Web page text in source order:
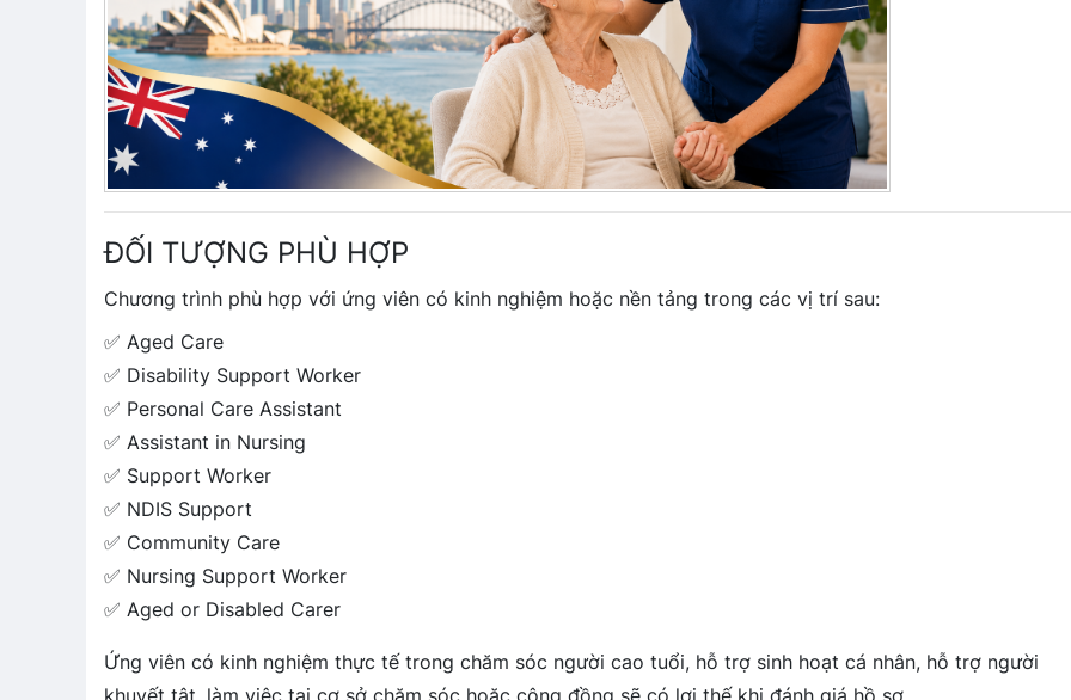
ĐỐI TƯỢNG PHÙ HỢP
Chương trình phù hợp với ứng viên có kinh nghiệm hoặc nền tảng trong các vị trí sau:
✅ Aged Care
✅ Disability Support Worker
✅ Personal Care Assistant
✅ Assistant in Nursing
✅ Support Worker
✅ NDIS Support
✅ Community Care
✅ Nursing Support Worker
✅ Aged or Disabled Carer
Ứng viên có kinh nghiệm thực tế trong chăm sóc người cao tuổi, hỗ trợ sinh hoạt cá nhân, hỗ trợ người
khuyết tật, làm việc tại cơ sở chăm sóc hoặc cộng đồng sẽ có lợi thế khi đánh giá hồ sơ.